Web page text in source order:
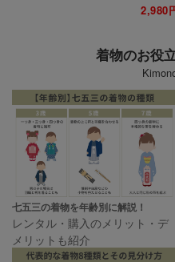
単品
2,980
着物のお役
七五三の着物を年齢別に解説！
レンタル・購入のメリット・デ
メリットも紹介